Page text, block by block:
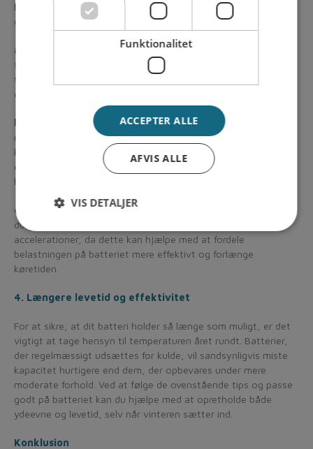
Der er flere måder, hvorpå brugere af elscootere kan beskytte
deres batterier mod kuldens negative virkninger:
a) Oplad batteriet regelmæssigt:Sørg for, at batteriet er
fuldt opladet, før du tager af sted, især hvis du ved, at
temperaturen vil være lav. Et fuldt opladet batteri har bedre
evne til at modstå kulde og kan yde bedre i koldt vejr.
b) Opbevar scooteren i et opvarmet område:
muligt, bør du opbevare din elscooter et sted, der ikke er for
koldt. For eksempel kan det være en god idé at parkere den i
et opvarmet skur eller i et hus. Dette kan hjælpe med at holde
batteriet i en mere stabil temperatur.
c) Kør forsigtigt:Undgå at presse batteriet for meget, når
du kører i kulden. Kør med jævnt tempo og undgå pludselige
accelerationer, da dette kan hjælpe med at fordele
belastningen på batteriet mere effektivt og forlænge
køretiden.
4. Længere levetid og effektivitet
For at sikre, at dit batteri holder så længe som muligt, er det
vigtigt at tage hensyn til temperaturen året rundt. Batterier,
der regelmæssigt udsættes for kulde, vil sandsynligvis miste
kapacitet hurtigere end dem, der opbevares under mere
moderate forhold. Ved at følge de ovenstående tips og passe
godt på batteriet kan du hjælpe med at opretholde både
ydeevne og levetid, selv når vinteren sætter ind.
Konklusion
Funktionalitet
ACCEPTER ALLE
AFVIS ALLE
VIS DETALJER